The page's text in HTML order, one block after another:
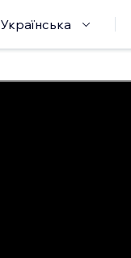
Українська